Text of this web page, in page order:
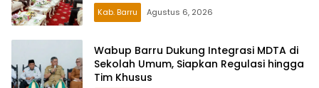
Kab. Barru Agustus 6, 2026
Wabup Barru Dukung Integrasi MDTA di
Sekolah Umum, Siapkan Regulasi hingga
Tim Khusus